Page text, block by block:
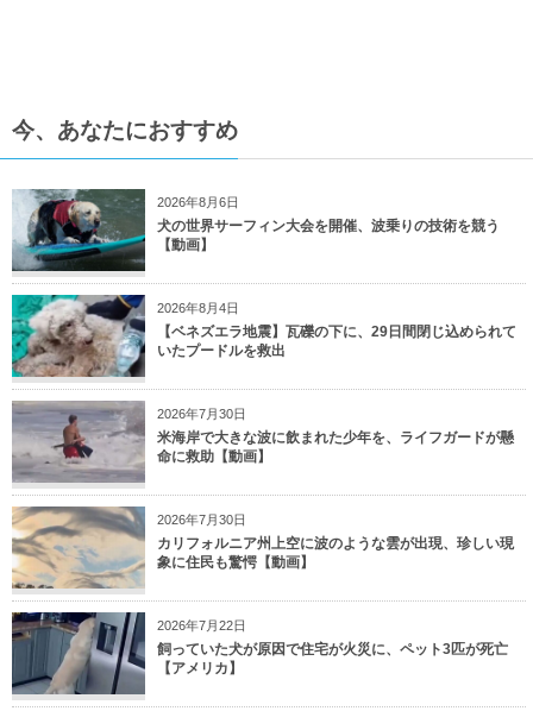
今、あなたにおすすめ
2026年8月6日
犬の世界サーフィン大会を開催、波乗りの技術を競う
【動画】
2026年8月4日
【ベネズエラ地震】瓦礫の下に、29日間閉じ込められて
いたプードルを救出
2026年7月30日
米海岸で大きな波に飲まれた少年を、ライフガードが懸
命に救助【動画】
2026年7月30日
カリフォルニア州上空に波のような雲が出現、珍しい現
象に住民も驚愕【動画】
2026年7月22日
飼っていた犬が原因で住宅が火災に、ペット3匹が死亡
【アメリカ】